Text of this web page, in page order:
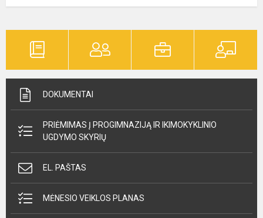
DOKUMENTAI
PRIĖMIMAS Į PROGIMNAZIJĄ IR IKIMOKYKLINIO
UGDYMO SKYRIŲ
EL. PAŠTAS
MĖNESIO VEIKLOS PLANAS